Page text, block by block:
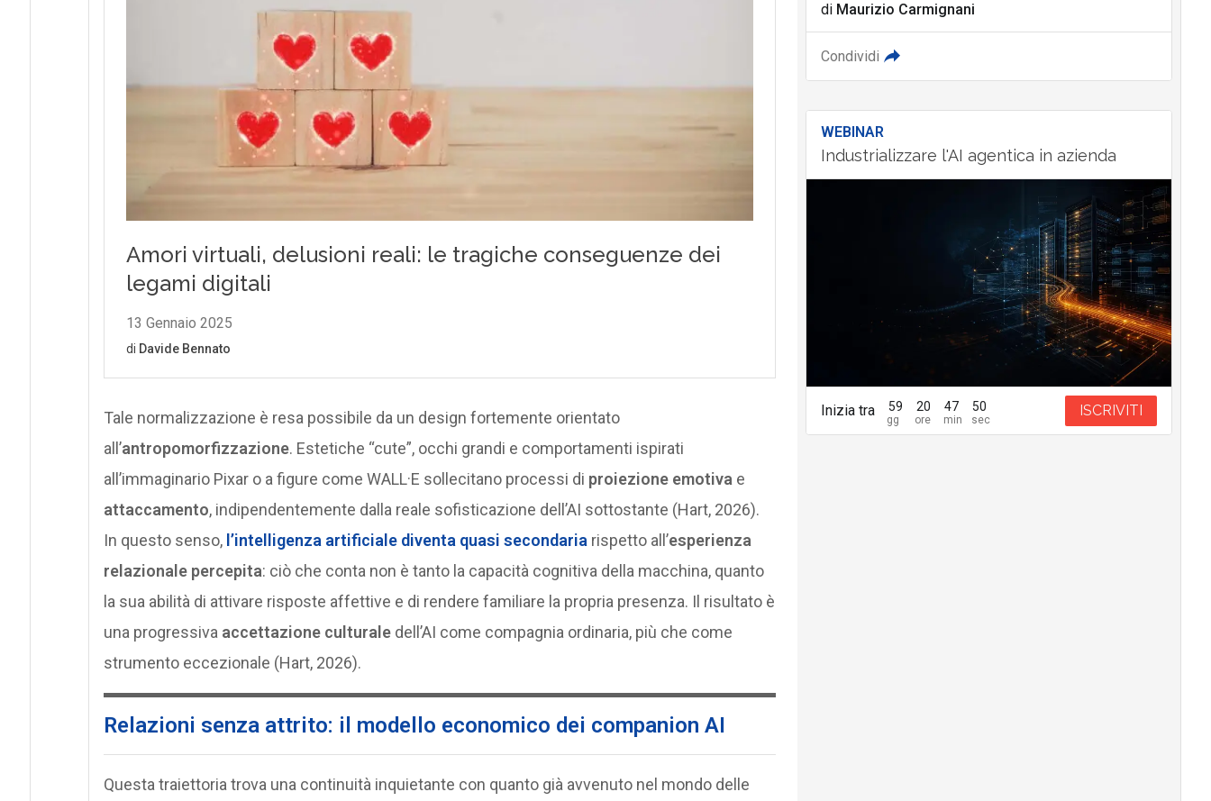
Tale normalizzazione è resa possibile da un design fortemente orientato
all’antropomorfizzazione. Estetiche “cute”, occhi grandi e comportamenti ispirati
all’immaginario Pixar o a figure come WALL·E sollecitano processi di proiezione emotiva e
attaccamento, indipendentemente dalla reale sofisticazione dell’AI sottostante (Hart, 2026).
In questo senso, l’intelligenza artificiale diventa quasi secondaria rispetto all’esperienza
relazionale percepita: ciò che conta non è tanto la capacità cognitiva della macchina, quanto
la sua abilità di attivare risposte affettive e di rendere familiare la propria presenza. Il risultato è
una progressiva accettazione culturaledell’AI come compagnia ordinaria, più che come
strumento eccezionale (Hart, 2026).
Relazioni senza attrito: il modello economico dei companion AI
Questa traiettoria trova una continuità inquietante con quanto già avvenuto nel mondo delle
di Maurizio Carmignani
Condividi
WEBINAR
Industrializzare l'AI agentica in azienda
Inizia tra 59 20 47 48 ISCRIVITI